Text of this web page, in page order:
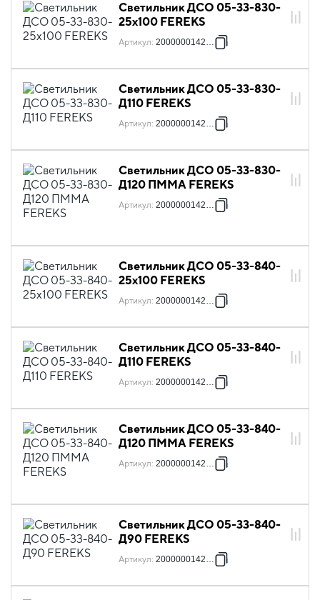
Светильник ДСО 05-33-830-
25x100 FEREKS
Артикул: 2000000142609
Светильник ДСО 05-33-830-
Д110 FEREKS
Артикул: 2000000142616
Светильник ДСО 05-33-830-
Д120 ПММА FEREKS
Артикул: 2000000142623
Светильник ДСО 05-33-840-
25х100 FEREKS
Артикул: 2000000142630
Светильник ДСО 05-33-840-
Д110 FEREKS
Артикул: 2000000142647
Светильник ДСО 05-33-840-
Д120 ПММА FEREKS
Артикул: 2000000142654
Светильник ДСО 05-33-840-
Д90 FEREKS
Артикул: 2000000142661